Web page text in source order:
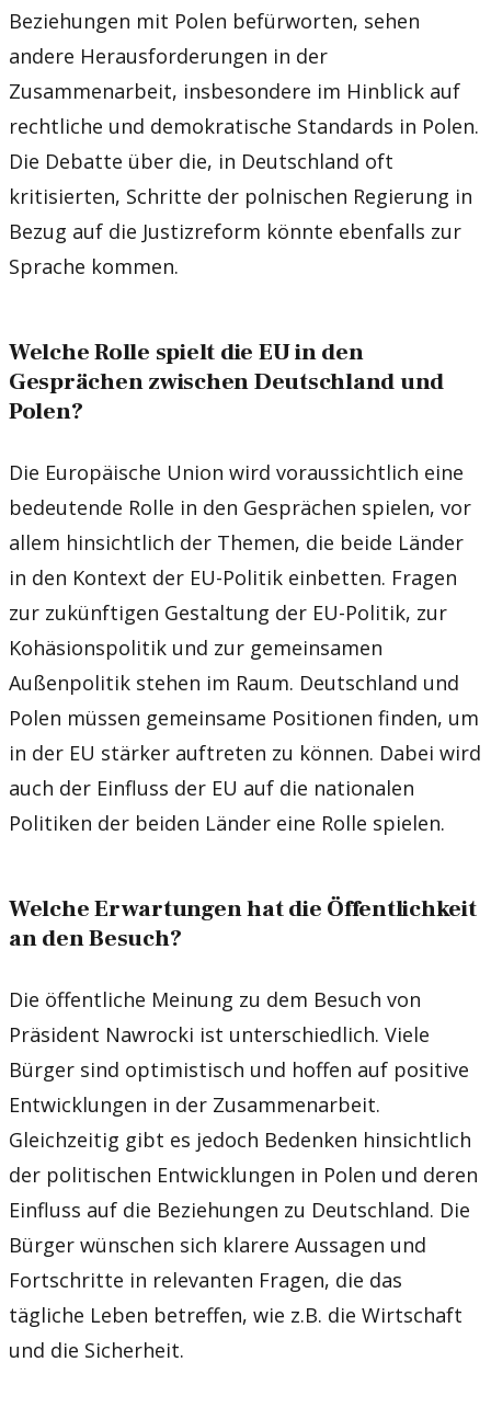
Beziehungen mit Polen befürworten, sehen
andere Herausforderungen in der
Zusammenarbeit, insbesondere im Hinblick auf
rechtliche und demokratische Standards in Polen.
Die Debatte über die, in Deutschland oft
kritisierten, Schritte der polnischen Regierung in
Bezug auf die Justizreform könnte ebenfalls zur
Sprache kommen.
Welche Rolle spielt die EU in den
Gesprächen zwischen Deutschland und
Polen?
Die Europäische Union wird voraussichtlich eine
bedeutende Rolle in den Gesprächen spielen, vor
allem hinsichtlich der Themen, die beide Länder
in den Kontext der EU-Politik einbetten. Fragen
zur zukünftigen Gestaltung der EU-Politik, zur
Kohäsionspolitik und zur gemeinsamen
Außenpolitik stehen im Raum. Deutschland und
Polen müssen gemeinsame Positionen finden, um
in der EU stärker auftreten zu können. Dabei wird
auch der Einfluss der EU auf die nationalen
Politiken der beiden Länder eine Rolle spielen.
Welche Erwartungen hat die Öffentlichkeit
an den Besuch?
Die öffentliche Meinung zu dem Besuch von
Präsident Nawrocki ist unterschiedlich. Viele
Bürger sind optimistisch und hoffen auf positive
Entwicklungen in der Zusammenarbeit.
Gleichzeitig gibt es jedoch Bedenken hinsichtlich
der politischen Entwicklungen in Polen und deren
Einfluss auf die Beziehungen zu Deutschland. Die
Bürger wünschen sich klarere Aussagen und
Fortschritte in relevanten Fragen, die das
tägliche Leben betreffen, wie z.B. die Wirtschaft
und die Sicherheit.